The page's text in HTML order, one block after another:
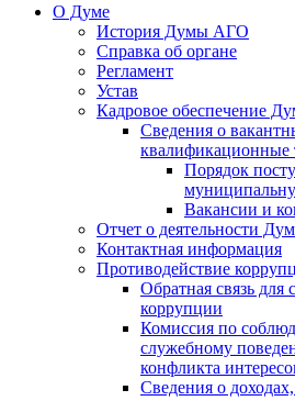
О Думе
История Думы АГО
Справка об органе
Регламент
Устав
Кадровое обеспечение
Сведения о
квалификационные
Порядок
Вакансии и
Отчет о деятельности
Контактная информация
Противодействие
Обратная связь
коррупции
Комиссия по
служебному
конфликта
Сведения о